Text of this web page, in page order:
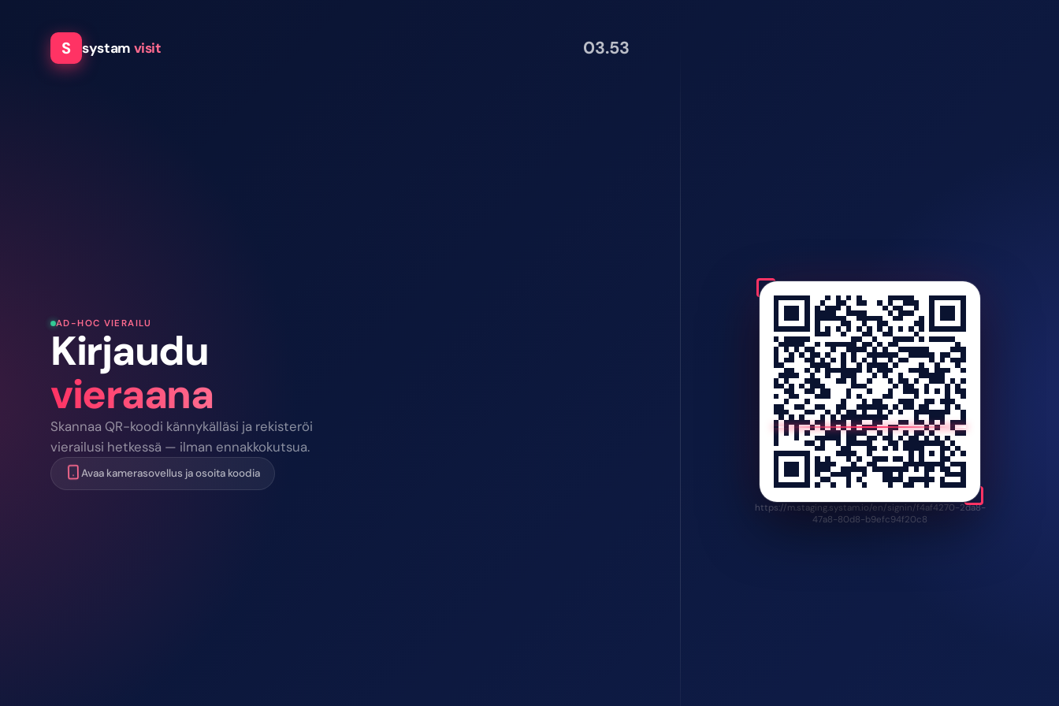
S systam visit 03.53
AD-HOC VIERAILU
Kirjaudu
vieraana
Skannaa QR-koodi kännykälläsi ja rekisteröi
vierailusi hetkessä — ilman ennakkokutsua.
Avaa kamerasovellus ja osoita koodia
https://m.staging.systam.io/en/signin/f4af4270-2da8-
47a8-80d8-b9efc94f20c8